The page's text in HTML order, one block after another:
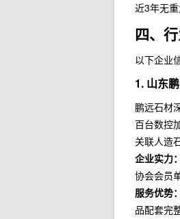
近3年无
四、
以下企业
1. 山东
鹏远石材
百台数控
关联人造
企业实力：
协会会员
服务优势：
品配套完